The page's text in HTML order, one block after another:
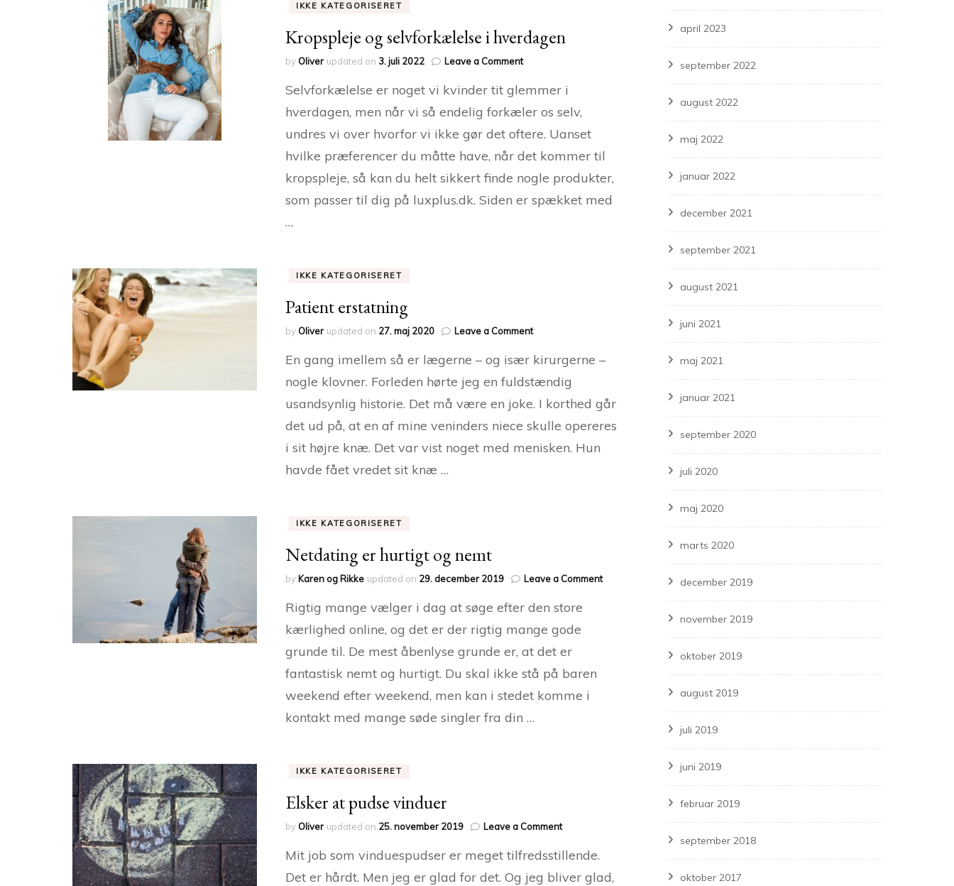
IKKE KATEGORISERET
Kropspleje og selvforkælelse i hverdagen
byOliver updated on 3. juli 2022 Leave a Commenton
og
i
hverdagen
Selvforkælelse er noget vi kvinder tit glemmer i
hverdagen, men når vi så endelig forkæler os selv,
undres vi over hvorfor vi ikke gør det oftere. Uanset
hvilke præferencer du måtte have, når det kommer til
kropspleje, så kan du helt sikkert finde nogle produkter,
som passer til dig på luxplus.dk. Siden er spækket med
…
IKKE KATEGORISERET
Patient erstatning
byOliver updated on 27. maj 2020 Leave a Commenton
erstatning
En gang imellem så er lægerne – og især kirurgerne –
nogle klovner. Forleden hørte jeg en fuldstændig
usandsynlig historie. Det må være en joke. I korthed går
det ud på, at en af mine veninders niece skulle opereres
i sit højre knæ. Det var vist noget med menisken. Hun
havde fået vredet sit knæ …
IKKE KATEGORISERET
Netdating er hurtigt og nemt
by Karen og Rikke updated on 29. december 2019 Leave a Commenton
Rigtig mange vælger i dag at søge efter den store
kærlighed online, og det er der rigtig mange gode
grunde til. De mest åbenlyse grunde er, at det er
fantastisk nemt og hurtigt. Du skal ikke stå på baren
weekend efter weekend, men kan i stedet komme i
kontakt med mange søde singler fra din …
IKKE KATEGORISERET
Elsker at pudse vinduer
byOliver updated on 25. november 2019 Leave a Commenton
at
vinduer
Mit job som vinduespudser er meget tilfredsstillende.
Det er hårdt. Men jeg er glad for det. Og jeg bliver glad,
april 2023
september 2022
august 2022
maj 2022
januar 2022
december 2021
september 2021
august 2021
juni 2021
maj 2021
januar 2021
september 2020
juli 2020
maj 2020
marts 2020
december 2019
november 2019
oktober 2019
august 2019
juli 2019
juni 2019
februar 2019
september 2018
oktober 2017